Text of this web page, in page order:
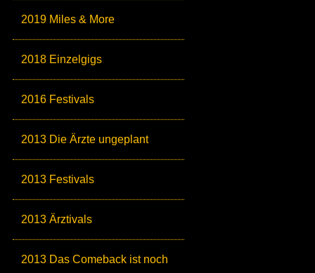
2019 Miles & More
2018 Einzelgigs
2016 Festivals
2013 Die Ärzte ungeplant
2013 Festivals
2013 Ärztivals
2013 Das Comeback ist noch